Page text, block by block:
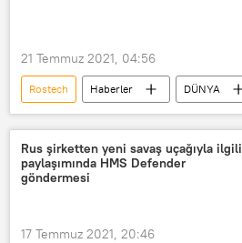
21 Temmuz 2021, 04:56
Rostech Haberler
DÜNYA
SAVUNMA
Checkmate
Rusya
beşinci nesil
Savaş uçağı
Fiyat
Rus şirketten yeni savaş uçağıyla ilgili
paylaşımında HMS Defender
göndermesi
17 Temmuz 2021, 20:46